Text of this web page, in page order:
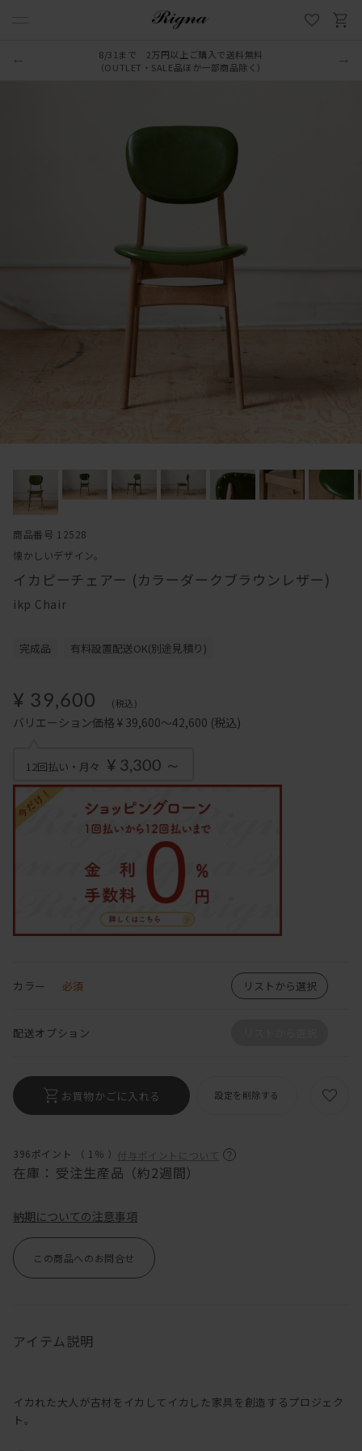
LINE新規追加でクーポンプレゼント
8/31まで 2万円以上ご購入で送料無料
（OUTLET・SALE品ほか一部商品除く）
懐かしいデザイン。
イカピーチェアー (カラーダークブラウンレザー)
ikp Chair
396ポイント （ 1％ ） 付与ポイントについて
在庫： 受注生産品（約2週間）
完成品 有料設置配送OK(別途見積り)
¥ 39,600 (税込)
バリエーション価格 ¥ 39,600～42,600 (税込)
12回払い・月々 ¥ 3,300 ～
カラー 必須 リストから選択
配送オプション
お買物かごに入れる 設定を削除する
納期についての注意事項
この商品へのお問合せ
アイテム説明
イカれた大人が古材をイカしてイカした家具を創造するプロジェク
ト。
商品番号 12528